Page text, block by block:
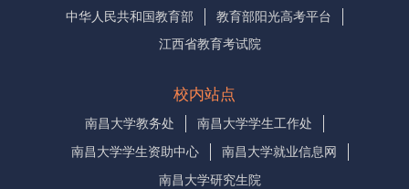
中华人民共和国教育部
教育部阳光高考平台
江西省教育考试院
校内站点
南昌大学教务处
南昌大学学生工作处
南昌大学学生资助中心
南昌大学就业信息网
南昌大学研究生院